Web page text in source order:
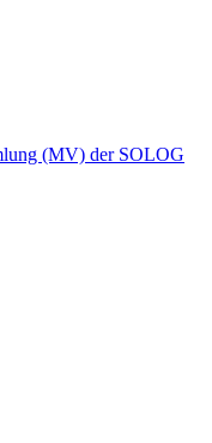
(MV) der SOLOG